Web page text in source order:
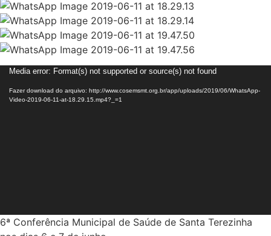
Tocador
de
vídeo
Media error: Format(s) not supported or source(s) not found
Fazer download do arquivo: http://www.cosemsmt.org.br/app/uploads/2019/06/WhatsApp-
Video-2019-06-11-at-18.29.15.mp4?_=1
6ª Conferência Municipal de Saúde de Santa Terezinha